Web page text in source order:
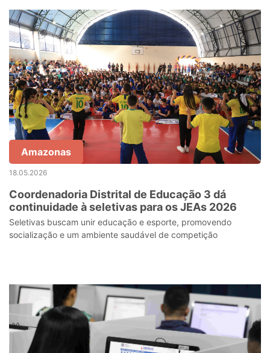
Amazonas
18.05.2026
Coordenadoria Distrital de Educação 3 dá
continuidade à seletivas para os JEAs 2026
Seletivas buscam unir educação e esporte, promovendo
socialização e um ambiente saudável de competição